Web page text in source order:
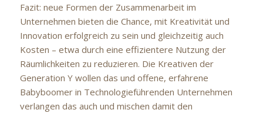
Fazit: neue Formen der Zusammenarbeit im
Unternehmen bieten die Chance, mit Kreativität und
Innovation erfolgreich zu sein und gleichzeitig auch
Kosten – etwa durch eine effizientere Nutzung der
Räumlichkeiten zu reduzieren. Die Kreativen der
Generation Y wollen das und offene, erfahrene
Babyboomer in Technologieführenden Unternehmen
verlangen das auch und mischen damit den